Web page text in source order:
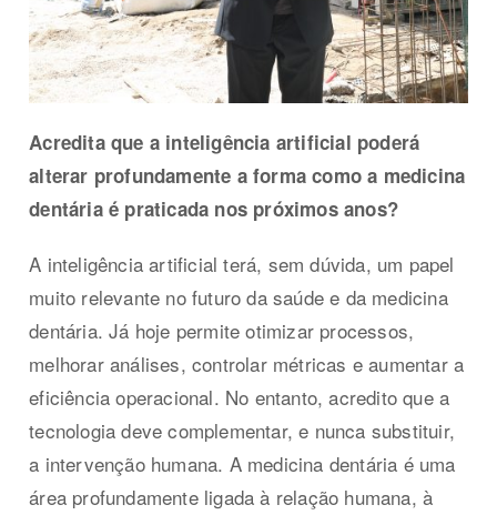
Acredita que a inteligência artificial poderá
alterar profundamente a forma como a medicina
dentária é praticada nos próximos anos?
A inteligência artificial terá, sem dúvida, um papel
muito relevante no futuro da saúde e da medicina
dentária. Já hoje permite otimizar processos,
melhorar análises, controlar métricas e aumentar a
eficiência operacional. No entanto, acredito que a
tecnologia deve complementar, e nunca substituir,
a intervenção humana. A medicina dentária é uma
área profundamente ligada à relação humana, à